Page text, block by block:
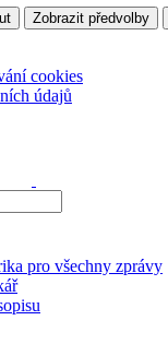
Zobrazit předvolby
cookies
údajů
pro všechny zprávy